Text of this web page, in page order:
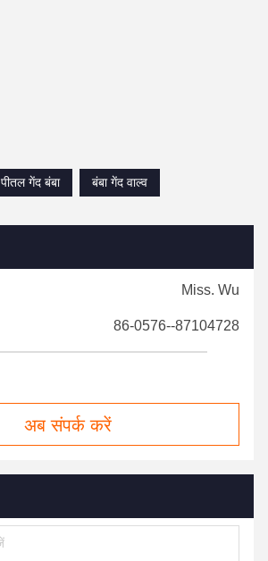
पीतल गेंद बंबा बंबा गेंद वाल्व
Miss. Wu
86-0576--87104728
अब संपर्क करें